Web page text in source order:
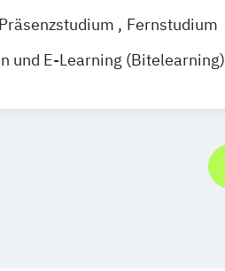
TU Kaiserslautern
Fernstudium
Learning
und E-Learning (Bitelearning)